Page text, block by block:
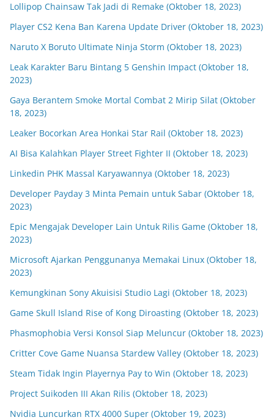
Lollipop Chainsaw Tak Jadi di Remake (Oktober 18, 2023)
Player CS2 Kena Ban Karena Update Driver (Oktober 18, 2023)
Naruto X Boruto Ultimate Ninja Storm (Oktober 18, 2023)
Leak Karakter Baru Bintang 5 Genshin Impact (Oktober 18,
2023)
Gaya Berantem Smoke Mortal Combat 2 Mirip Silat (Oktober
18, 2023)
Leaker Bocorkan Area Honkai Star Rail (Oktober 18, 2023)
AI Bisa Kalahkan Player Street Fighter II (Oktober 18, 2023)
Linkedin PHK Massal Karyawannya (Oktober 18, 2023)
Developer Payday 3 Minta Pemain untuk Sabar (Oktober 18,
2023)
Epic Mengajak Developer Lain Untuk Rilis Game (Oktober 18,
2023)
Microsoft Ajarkan Penggunanya Memakai Linux (Oktober 18,
2023)
Kemungkinan Sony Akuisisi Studio Lagi (Oktober 18, 2023)
Game Skull Island Rise of Kong Diroasting (Oktober 18, 2023)
Phasmophobia Versi Konsol Siap Meluncur (Oktober 18, 2023)
Critter Cove Game Nuansa Stardew Valley (Oktober 18, 2023)
Steam Tidak Ingin Playernya Pay to Win (Oktober 18, 2023)
Project Suikoden III Akan Rilis (Oktober 18, 2023)
Nvidia Luncurkan RTX 4000 Super (Oktober 19, 2023)